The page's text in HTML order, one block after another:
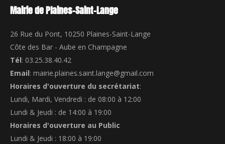
Mairie de Plaines-Saint-Lange
26 Rue du Pont, 10250 Plaines-Saint-Lange
Côte des Bar - Aube en Champagne
Tél: 03.25.38.40.42
Email: mairie.plaines.saint.lange@gmail.com
Horaires d'ouverture du secrétariat:
Lundi, Mardi, Vendredi : de 08:00 à 12:00
Lundi & Jeudi : de 14:00 à 19:00
Horaires d'ouverture au Public
Lundi & Jeudi : 18:00 à 19:00